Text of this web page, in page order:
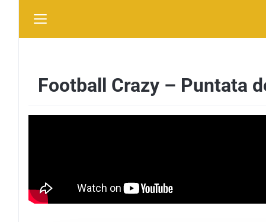
Football Crazy – Puntata